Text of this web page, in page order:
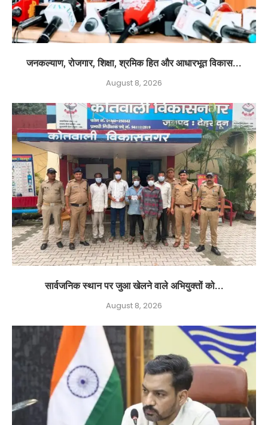
जनकल्याण, रोजगार, शिक्षा, श्रमिक हित और आधारभूत विकास...
August 8, 2026
सार्वजनिक स्थान पर जुआ खेलने वाले अभियुक्तों को...
August 8, 2026